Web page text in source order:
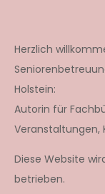
Herzlich
Holstein:
Autorin für
Veranstaltungen,
Diese Website
betrieben.